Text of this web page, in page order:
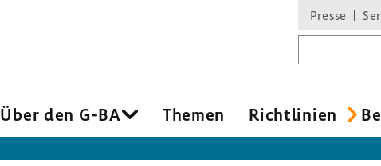
Presse
Über den G-BA Themen Richt­li­nien